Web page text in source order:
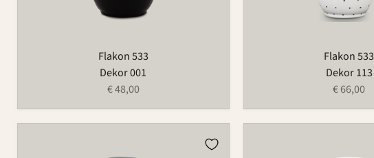
Flakon 533
Dekor 001
€ 48,00
Flakon 533
Dekor 113
€ 66,00